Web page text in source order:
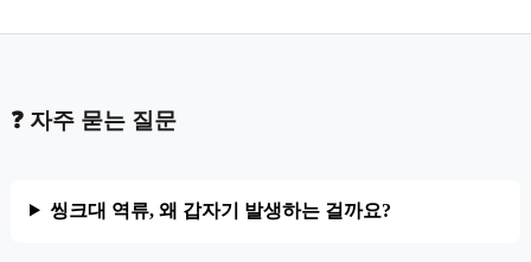
❓ 자주 묻는 질문
씽크대 역류, 왜 갑자기 발생하는 걸까요?